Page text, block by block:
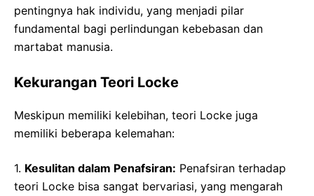
pentingnya hak individu, yang menjadi pilar
fundamental bagi perlindungan kebebasan dan
martabat manusia.
Kekurangan Teori Locke
Meskipun memiliki kelebihan, teori Locke juga
memiliki beberapa kelemahan:
1. Kesulitan dalam Penafsiran: Penafsiran terhadap
teori Locke bisa sangat bervariasi, yang mengarah